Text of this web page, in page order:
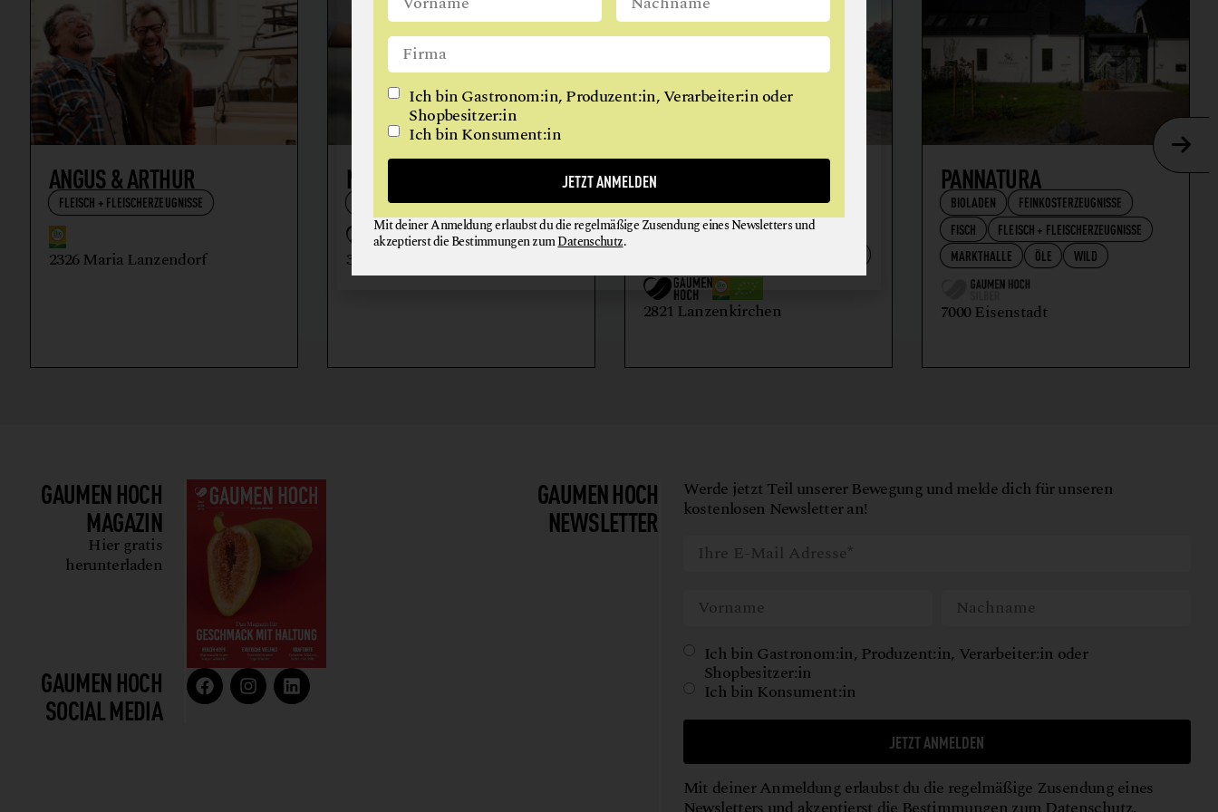
WIEN
ANGUS & ARTHUR
FLEISCH + FLEISCHERZEUGNISSE
2326 Maria Lanzendorf
NIKOLAIHOF
3512 Mautern an der Donau
BIO-LANDWIRTSCHAFT
LILIENHOF
EIER + EIPRODUKTE
GEMÜSE
2821 Lanzenkirchen
PANNATURA
BIOLADEN
FEINKOSTERZEUGNISSE
FISCH
FLEISCH + FLEISCHERZEUGNISSE
MARKTHALLE
ÖLE WILD
7000 Eisenstadt
GAUMEN HOCH
MAGAZIN
Hier gratis
herunterladen
GAUMEN HOCH
SOCIAL MEDIA
GAUMEN HOCH
NEWSLETTER
Werde jetzt Teil unserer Bewegung und melde dich für unseren
kostenlosen Newsletter an!
Ich bin Gastronom:in, Produzent:in, Verarbeiter:in oder
Shopbesitzer:in
Ich bin Konsument:in
JETZT ANMELDEN
Mit deiner Anmeldung erlaubst du die regelmäßige Zusendung eines
Ich bin Gastronom:in, Produzent:in, Verarbeiter:in oder
Shopbesitzer:in
Ich bin Konsument:in
JETZT ANMELDEN
Mit deiner Anmeldung erlaubst du die regelmäßige Zusendung eines Newsletters und
akzeptierst die Bestimmungen zumDatenschutz.